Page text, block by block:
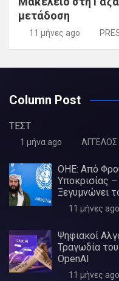
μετάδοση
11 μήνες ago
Column Post
ΤΕΣΤ
1 μήνα ago
ΟΗΕ: Από
Υποκρισίας
Ξεγυμνώνει
11 μήνες ago
Ψηφιακοί
Τραγωδία του
OpenAI
11 μήνες ago